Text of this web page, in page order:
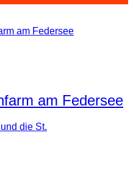
am Federsee